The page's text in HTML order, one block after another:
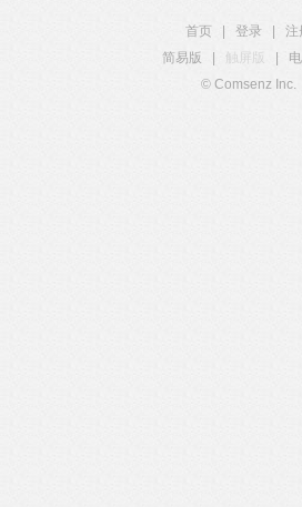
首页 登录
注
简易版
触屏版
© Comsenz Inc.